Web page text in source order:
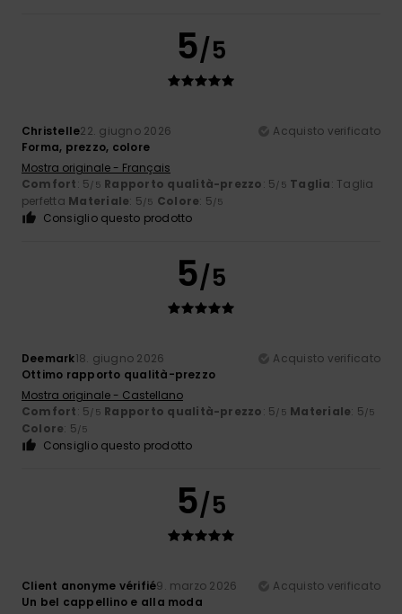
5/5
Christelle22. giugno 2026
Acquisto verificato
Forma, prezzo, colore
Mostra originale - Français
Comfort: 5/5 Rapporto qualità-prezzo: 5/5 Taglia: Taglia
perfetta Materiale: 5/5 Colore: 5/5
Consiglio questo prodotto
5/5
Deemark18. giugno 2026
Acquisto verificato
Ottimo rapporto qualità-prezzo
Mostra originale - Castellano
Comfort: 5/5 Rapporto qualità-prezzo: 5/5 Materiale: 5/5
Colore: 5/5
Consiglio questo prodotto
5/5
Client anonyme vérifié9. marzo 2026
Acquisto verificato
Un bel cappellino e alla moda